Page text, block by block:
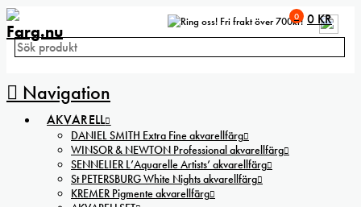
Fri frakt över 700kr!
Navigation
0 0 KR
AKVARELL
DANIEL SMITH Extra Fine akvarellfärg
WINSOR & NEWTON Professional akvarellfärg
SENNELIER L’Aquarelle Artists’ akvarellfärg
St PETERSBURG White Nights akvarellfärg
KREMER Pigmente akvarellfärg